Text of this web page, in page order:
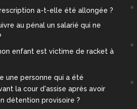
a-t-elle été allongée ?
au pénal un salarié qui ne
enfant est victime de racket à
une personne qui a été
la cour d'assise après avoir
détention provisoire ?